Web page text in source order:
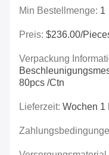
Min Bestellmenge: 1
Preis: $236.00/
Verpackung
80pcs /ctn
Lieferzeit: Wochen 1